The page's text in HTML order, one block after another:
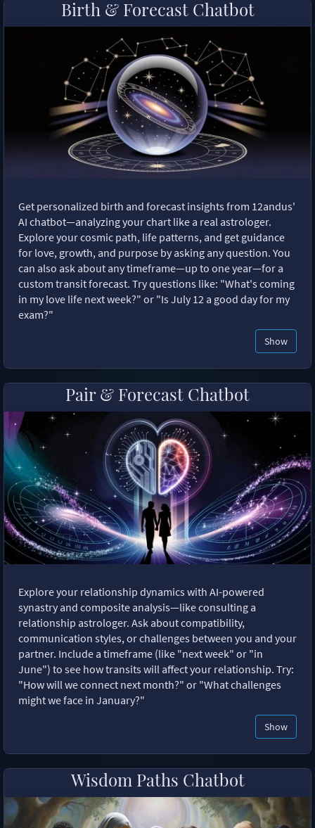
Birth & Forecast Chatbot
Get personalized birth and forecast insights from 12andus'
AI chatbot—analyzing your chart like a real astrologer.
Explore your cosmic path, life patterns, and get guidance
for love, growth, and purpose by asking any question. You
can also ask about any timeframe—up to one year—for a
custom transit forecast. Try questions like: "What's coming
in my love life next week?" or "Is July 12 a good day for my
exam?"
Show
Pair & Forecast Chatbot
Explore your relationship dynamics with AI-powered
synastry and composite analysis—like consulting a
relationship astrologer. Ask about compatibility,
communication styles, or challenges between you and your
partner. Include a timeframe (like "next week" or "in
June") to see how transits will affect your relationship. Try:
"How will we connect next month?" or "What challenges
might we face in January?"
Show
Wisdom Paths Chatbot